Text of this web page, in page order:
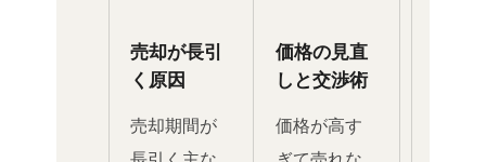
売却が長引
く原因
売却期間が
価格の見直
しと交渉術
価格が高す